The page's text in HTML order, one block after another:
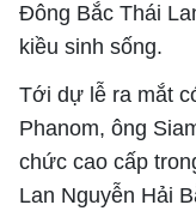
Đông Bắc Thái
kiều sinh sống.
Tới dự lễ ra mắt
Phanom, ông
chức cao cấp
Lan Nguyễn Hải